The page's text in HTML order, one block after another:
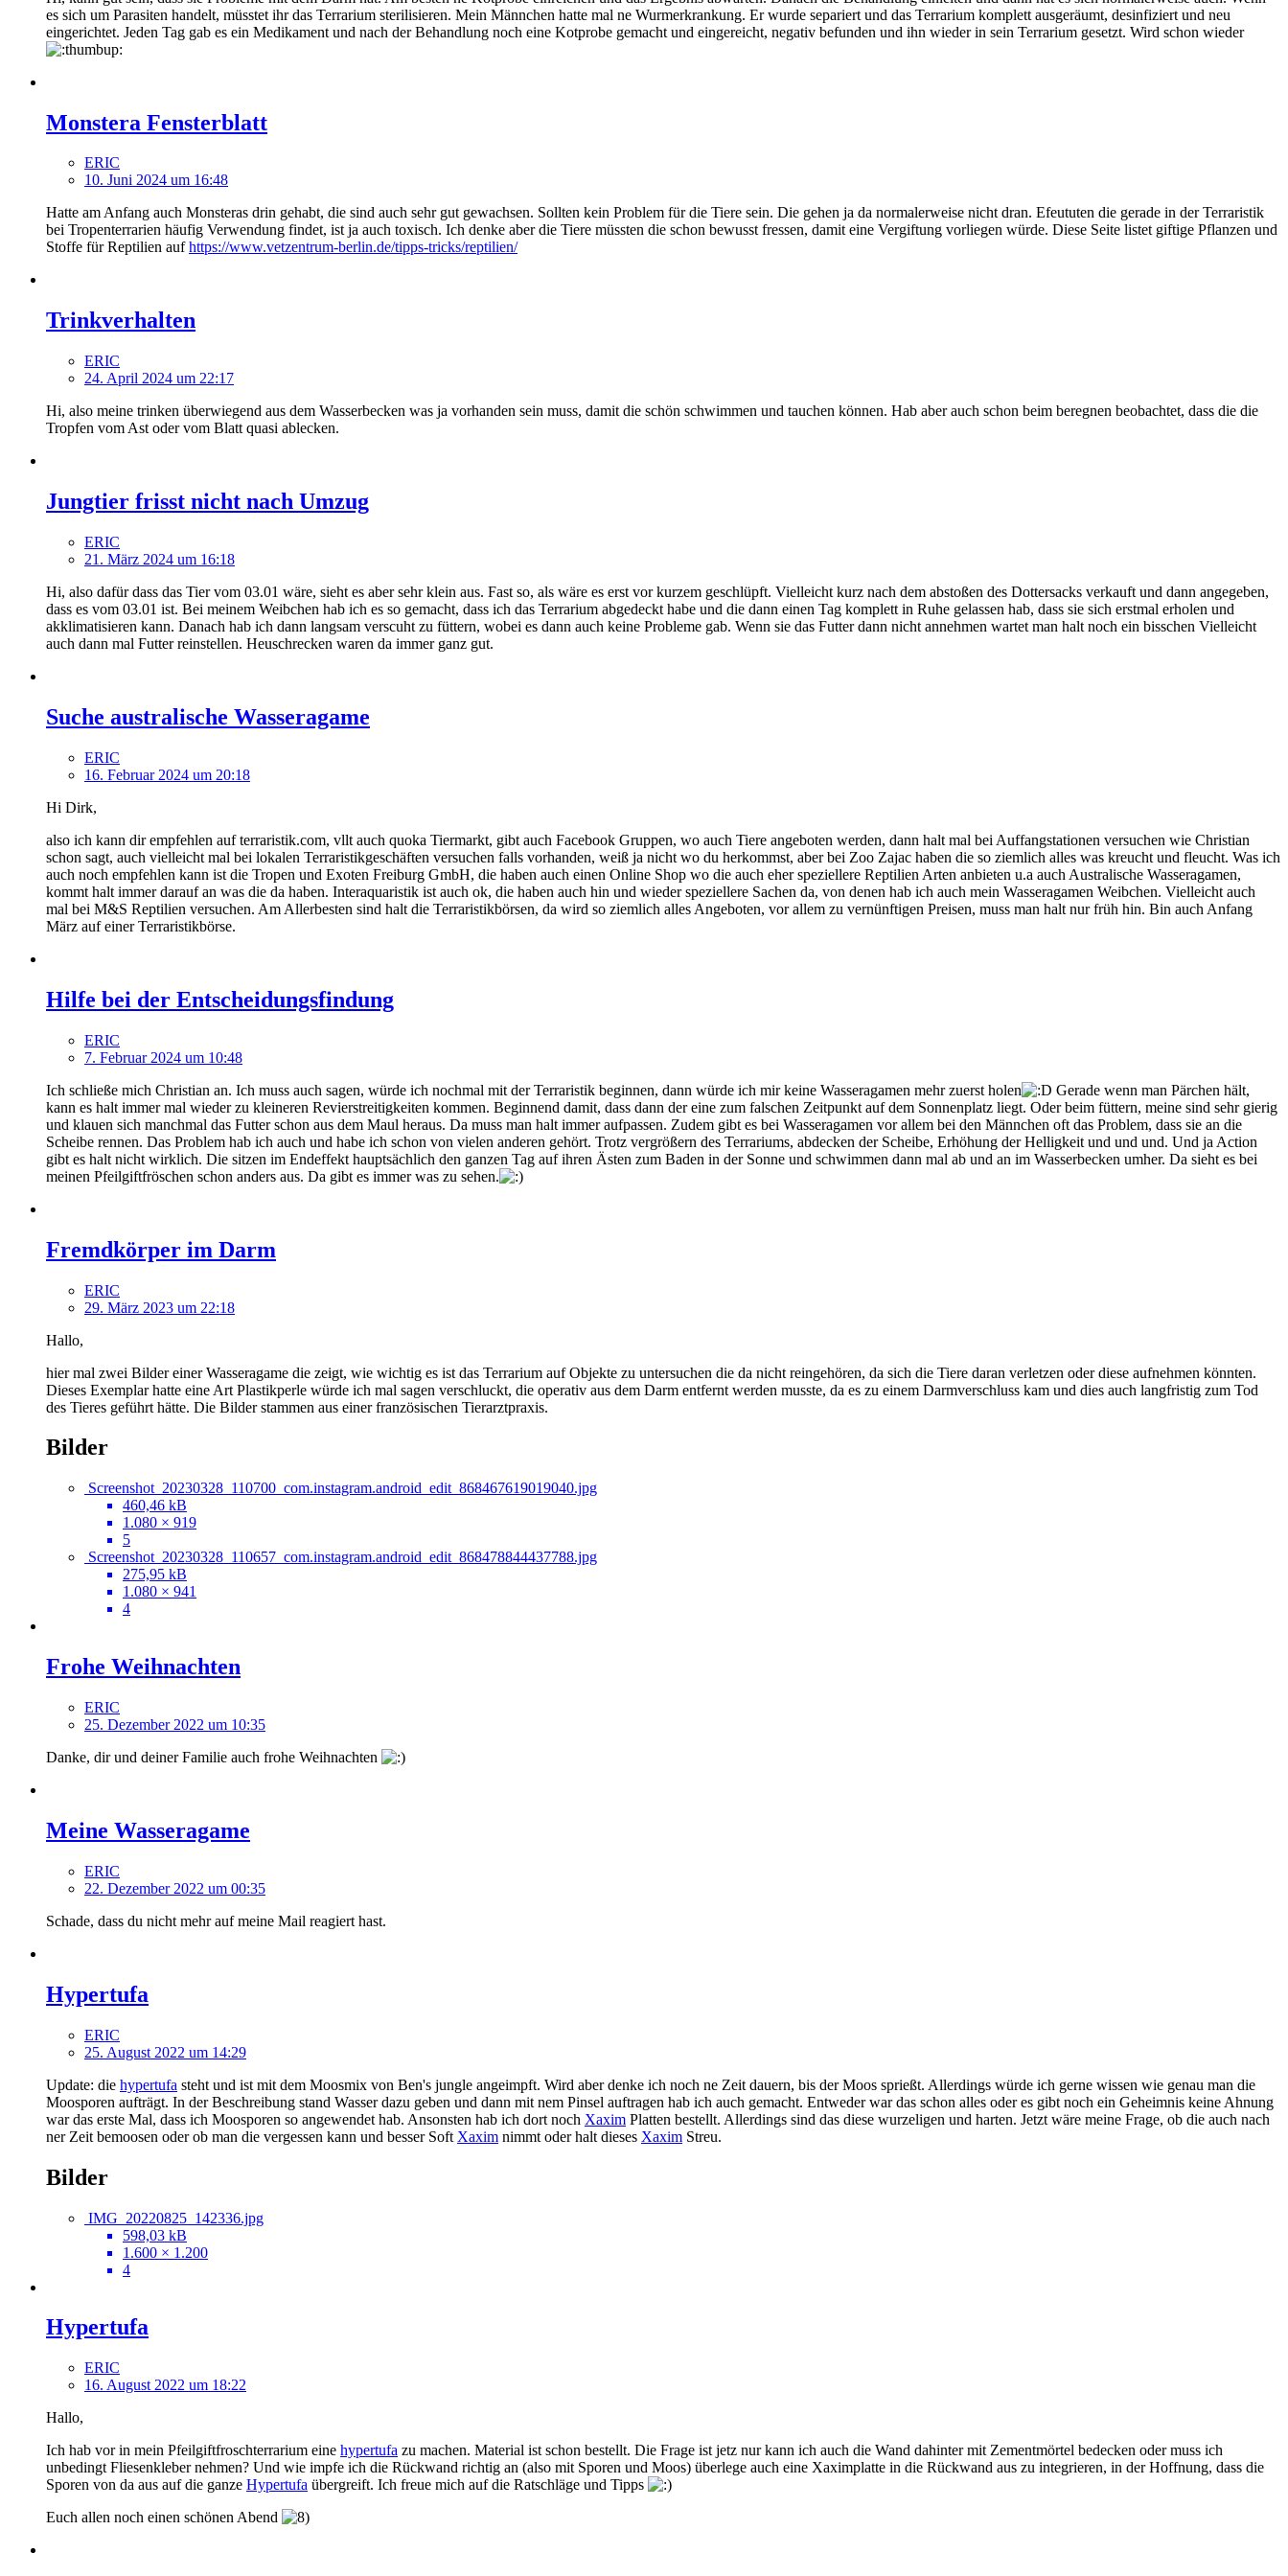
es sich um Parasiten handelt, müsstet ihr das Terrarium sterilisieren. Mein Männchen hatte mal ne Wurmerkrankung. Er wurde separiert und das Terrarium komplett ausgeräumt, desinfiziert und neu
eingerichtet. Jeden Tag gab es ein Medikament und nach der Behandlung noch eine Kotprobe gemacht und eingereicht, negativ befunden und ihn wieder in sein Terrarium gesetzt. Wird schon wieder
Monstera Fensterblatt
ERIC
10. Juni 2024 um 16:48
Hatte am Anfang auch Monsteras drin gehabt, die sind auch sehr gut gewachsen. Sollten kein Problem für die Tiere sein. Die gehen ja da normalerweise nicht dran. Efeututen die gerade in der Terraristik
bei Tropenterrarien häufig Verwendung findet, ist ja auch toxisch. Ich denke aber die Tiere müssten die schon bewusst fressen, damit eine Vergiftung vorliegen würde. Diese Seite listet giftige Pflanzen und
Stoffe für Reptilien aufhttps://www.vetzentrum-berlin.de/tipps-tricks/reptilien/
Trinkverhalten
ERIC
24. April 2024 um 22:17
Hi, also meine trinken überwiegend aus dem Wasserbecken was ja vorhanden sein muss, damit die schön schwimmen und tauchen können. Hab aber auch schon beim beregnen beobachtet, dass die die
Tropfen vom Ast oder vom Blatt quasi ablecken.
Jungtier frisst nicht nach Umzug
ERIC
21. März 2024 um 16:18
Hi, also dafür dass das Tier vom 03.01 wäre, sieht es aber sehr klein aus. Fast so, als wäre es erst vor kurzem geschlüpft. Vielleicht kurz nach dem abstoßen des Dottersacks verkauft und dann angegeben,
dass es vom 03.01 ist. Bei meinem Weibchen hab ich es so gemacht, dass ich das Terrarium abgedeckt habe und die dann einen Tag komplett in Ruhe gelassen hab, dass sie sich erstmal erholen und
akklimatisieren kann. Danach hab ich dann langsam verscuht zu füttern, wobei es dann auch keine Probleme gab. Wenn sie das Futter dann nicht annehmen wartet man halt noch ein bisschen Vielleicht
auch dann mal Futter reinstellen. Heuschrecken waren da immer ganz gut.
Suche australische Wasseragame
ERIC
16. Februar 2024 um 20:18
Hi Dirk,
also ich kann dir empfehlen auf terraristik.com, vllt auch quoka Tiermarkt, gibt auch Facebook Gruppen, wo auch Tiere angeboten werden, dann halt mal bei Auffangstationen versuchen wie Christian
schon sagt, auch vielleicht mal bei lokalen Terraristikgeschäften versuchen falls vorhanden, weiß ja nicht wo du herkommst, aber bei Zoo Zajac haben die so ziemlich alles was kreucht und fleucht. Was ich
auch noch empfehlen kann ist die Tropen und Exoten Freiburg GmbH, die haben auch einen Online Shop wo die auch eher speziellere Reptilien Arten anbieten u.a auch Australische Wasseragamen,
kommt halt immer darauf an was die da haben. Interaquaristik ist auch ok, die haben auch hin und wieder speziellere Sachen da, von denen hab ich auch mein Wasseragamen Weibchen. Vielleicht auch
mal bei M&S Reptilien versuchen. Am Allerbesten sind halt die Terraristikbörsen, da wird so ziemlich alles Angeboten, vor allem zu vernünftigen Preisen, muss man halt nur früh hin. Bin auch Anfang
März auf einer Terraristikbörse.
Hilfe bei der Entscheidungsfindung
ERIC
7. Februar 2024 um 10:48
Ich schließe mich Christian an. Ich muss auch sagen, würde ich nochmal mit der Terraristik beginnen, dann würde ich mir keine Wasseragamen mehr zuerst holen
Gerade wenn man Pärchen hält,
kann es halt immer mal wieder zu kleineren Revierstreitigkeiten kommen. Beginnend damit, dass dann der eine zum falschen Zeitpunkt auf dem Sonnenplatz liegt. Oder beim füttern, meine sind sehr gierig
und klauen sich manchmal das Futter schon aus dem Maul heraus. Da muss man halt immer aufpassen. Zudem gibt es bei Wasseragamen vor allem bei den Männchen oft das Problem, dass sie an die
Scheibe rennen. Das Problem hab ich auch und habe ich schon von vielen anderen gehört. Trotz vergrößern des Terrariums, abdecken der Scheibe, Erhöhung der Helligkeit und und und. Und ja Action
gibt es halt nicht wirklich. Die sitzen im Endeffekt hauptsächlich den ganzen Tag auf ihren Ästen zum Baden in der Sonne und schwimmen dann mal ab und an im Wasserbecken umher. Da sieht es bei
meinen Pfeilgiftfröschen schon anders aus. Da gibt es immer was zu sehen.
Fremdkörper im Darm
ERIC
29. März 2023 um 22:18
Hallo,
hier mal zwei Bilder einer Wasseragame die zeigt, wie wichtig es ist das Terrarium auf Objekte zu untersuchen die da nicht reingehören, da sich die Tiere daran verletzen oder diese aufnehmen könnten.
Dieses Exemplar hatte eine Art Plastikperle würde ich mal sagen verschluckt, die operativ aus dem Darm entfernt werden musste, da es zu einem Darmverschluss kam und dies auch langfristig zum Tod
des Tieres geführt hätte. Die Bilder stammen aus einer französischen Tierarztpraxis.
Bilder
Screenshot_20230328_110700_com.instagram.android_edit_868467619019040.jpg
460,46 kB
1.080 × 919
5
Screenshot_20230328_110657_com.instagram.android_edit_868478844437788.jpg
275,95 kB
1.080 × 941
4
Frohe Weihnachten
ERIC
25. Dezember 2022 um 10:35
Danke, dir und deiner Familie auch frohe Weihnachten
Meine Wasseragame
ERIC
22. Dezember 2022 um 00:35
Schade, dass du nicht mehr auf meine Mail reagiert hast.
Hypertufa
ERIC
25. August 2022 um 14:29
Update: die hypertufa steht und ist mit dem Moosmix von Ben's jungle angeimpft. Wird aber denke ich noch ne Zeit dauern, bis der Moos sprießt. Allerdings würde ich gerne wissen wie genau man die
Moosporen aufträgt. In der Beschreibung stand Wasser dazu geben und dann mit nem Pinsel auftragen hab ich auch gemacht. Entweder war das schon alles oder es gibt noch ein Geheimnis keine Ahnung
war das erste Mal, dass ich Moosporen so angewendet hab. Ansonsten hab ich dort noch Xaxim Platten bestellt. Allerdings sind das diese wurzeligen und harten. Jetzt wäre meine Frage, ob die auch nach
ner Zeit bemoosen oder ob man die vergessen kann und besser Soft Xaxim nimmt oder halt dieses Xaxim Streu.
Bilder
IMG_20220825_142336.jpg
598,03 kB
1.600 × 1.200
4
Hypertufa
ERIC
16. August 2022 um 18:22
Hallo,
Ich hab vor in mein Pfeilgiftfroschterrarium eine hypertufa zu machen. Material ist schon bestellt. Die Frage ist jetz nur kann ich auch die Wand dahinter mit Zementmörtel bedecken oder muss ich
unbedingt Fliesenkleber nehmen? Und wie impfe ich die Rückwand richtig an (also mit Sporen und Moos) überlege auch eine Xaximplatte in die Rückwand aus zu integrieren, in der Hoffnung, dass die
Sporen von da aus auf die ganze Hypertufa übergreift. Ich freue mich auf die Ratschläge und Tipps
Euch allen noch einen schönen Abend